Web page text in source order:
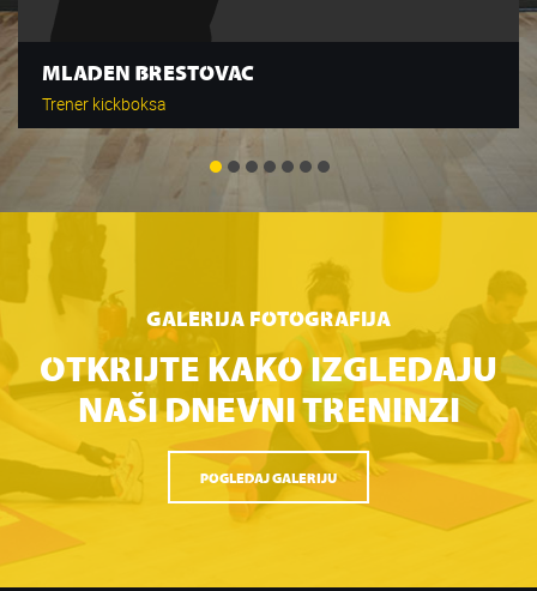
MLADEN BRESTOVAC
Trener kickboksa
GALERIJA FOTOGRAFIJA
OTKRIJTE KAKO IZGLEDAJU
NAŠI DNEVNI TRENINZI
POGLEDAJ GALERIJU